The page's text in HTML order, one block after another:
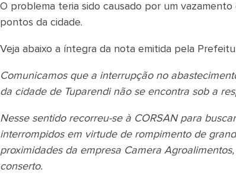
O problema teria sido causado por um
pontos da cidade.
Veja abaixo a íntegra da nota emitida pela
Comunicamos que a interrupção no
da cidade de Tuparendi não se encontra sob a
Nesse sentido recorreu-se à CORSAN para
interrompidos em virtude de rompimento de
proximidades da empresa Camera
conserto.